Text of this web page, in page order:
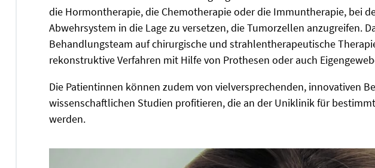
die Hormontherapie, die Chemotherapie oder die Immuntherapie, bei
Abwehrsystem in die Lage zu versetzen, die Tumorzellen anzugreifen.
Behandlungsteam auf chirurgische und strahlentherapeutische
rekonstruktive Verfahren mit Hilfe von Prothesen oder auch
Die Patientinnen können zudem von vielversprechenden, innovativen
wissenschaftlichen Studien profitieren, die an der Uniklinik für
werden.